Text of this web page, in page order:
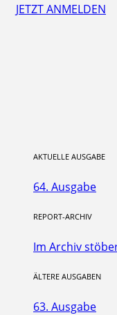
JETZT ANMELDEN
AKTUELLE AUSGABE
64. Ausgabe
REPORT-ARCHIV
Im Archiv
ÄLTERE AUSGABEN
63. Ausgabe